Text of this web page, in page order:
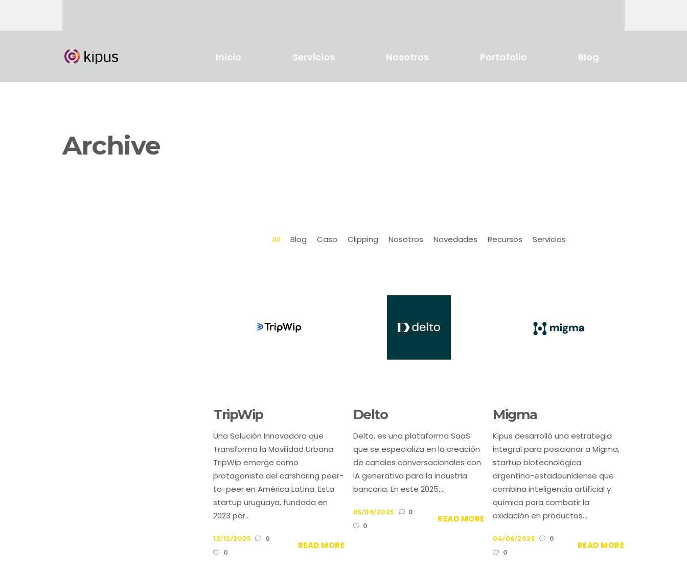
Inicio Servicios Nosotros Portafolio Blog
Archive
All Blog Caso Clipping Nosotros Novedades Recursos Servicios
TripWip
Una Solución Innovadora que
Transforma la Movilidad Urbana
TripWip emerge como
protagonista del carsharing peer-
to-peer en América Latina. Esta
startup uruguaya, fundada en
2023 por...
12/12/2025
0
0
READ MORE
Delto
Delto, es una plataforma SaaS
que se especializa en la creación
de canales conversacionales con
IA generativa para la industria
bancaria. En este 2025,...
05/06/2025
0
0
READ MORE
Migma
Kipus desarrolló una estrategia
integral para posicionar a Migma,
startup biotecnológica
argentino-estadounidense que
combina inteligencia artificial y
química para combatir la
oxidación en productos...
04/06/2025
0
0
READ MORE